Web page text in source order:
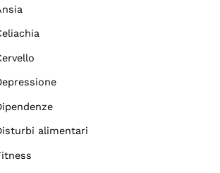
alimentari